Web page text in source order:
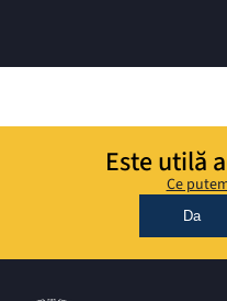
Este utilă
Ce
Da